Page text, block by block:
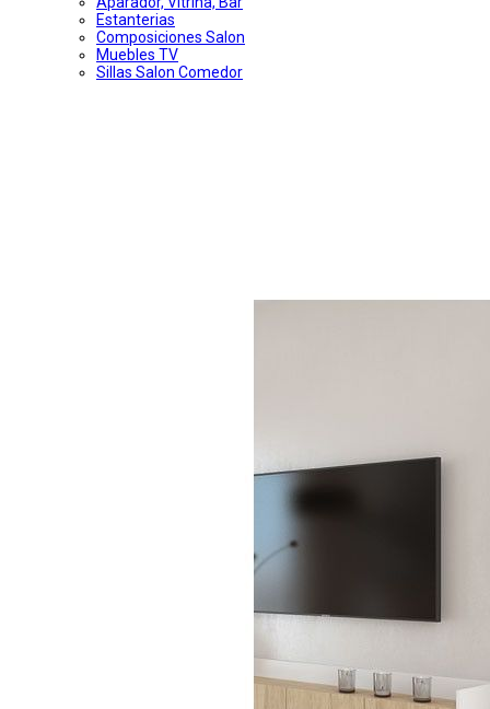
Estanterias
Composiciones Salon
Muebles TV
Sillas Salon Comedor